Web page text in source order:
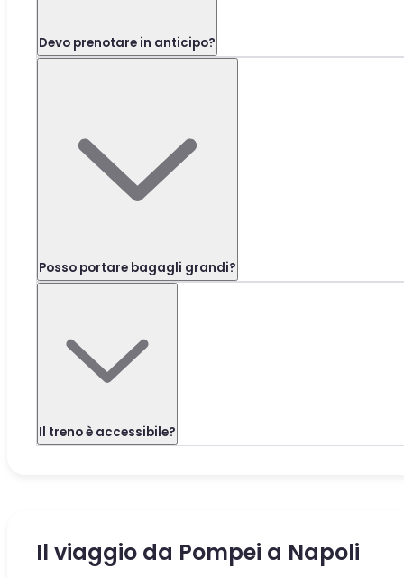
Devo prenotare in anticipo?
Posso portare bagagli grandi?
Il treno è accessibile?
Il viaggio da Pompei a Napoli